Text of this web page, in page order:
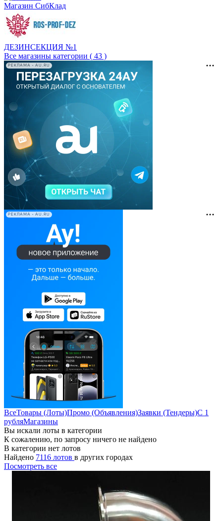
Магазин СибКлад
ДЕЗИНСЕКЦИЯ №1
Все магазины категории ( 43 )
РЕКЛАМА • AU.RU
РЕКЛАМА • AU.RU
ВсеТовары (Лоты)Промо (Объявления)Заявки (Тендеры)С 1
рубляМагазины
Вы искали лоты в категории
К сожалению, по запросу ничего не найдено
В категории нет лотов
Найдено 7116 лотов в других городах
Посмотреть все